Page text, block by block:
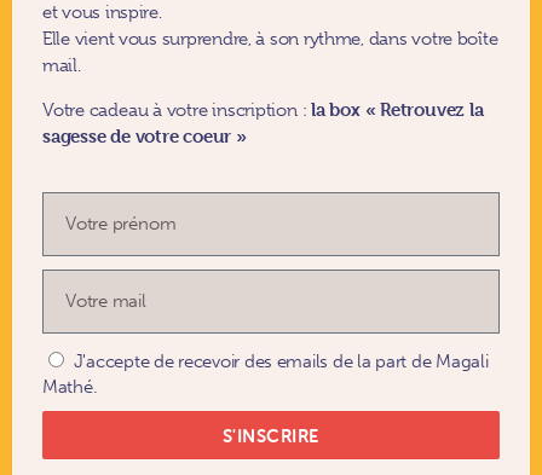
et vous inspire.
Elle vient vous surprendre, à son rythme, dans votre boîte
mail.
Votre cadeau à votre inscription :la box «Retrouvez la
sagesse de votre coeur »
J'accepte de recevoir des emails de la part de Magali
Mathé.
S'INSCRIRE